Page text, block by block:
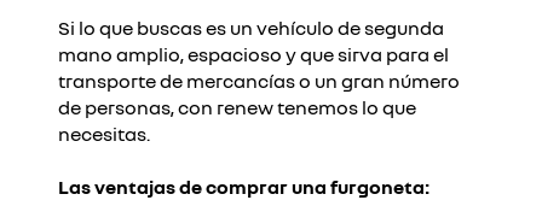
Si lo que buscas es un vehículo de segunda
mano amplio, espacioso y que sirva para el
transporte de mercancías o un gran número
de personas, con renew tenemos lo que
necesitas.​
Las ventajas de comprar una furgoneta:​